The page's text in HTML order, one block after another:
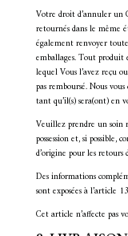
Votre droit d’annuler un
retournés dans le même
également renvoyer
emballages. Tout produit
lequel Vous l’avez reçu
pas remboursé. Nous
tant qu’il(s) sera(ont) en
Veuillez prendre un soin
possession et, si possible,
d’origine pour les retours
Des informations
sont exposées à l’article
Cet article n’affecte pas